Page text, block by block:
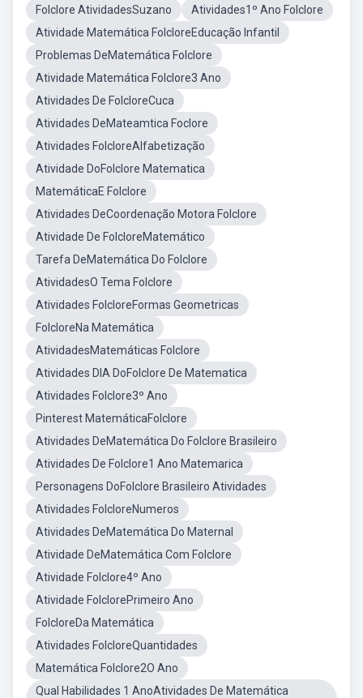
Folclore AtividadesSuzano
Atividades1º Ano Folclore
Atividade Matemática FolcloreEducação Infantil
Problemas DeMatemática Folclore
Atividade Matemática Folclore3 Ano
Atividades De FolcloreCuca
Atividades DeMateamtica Foclore
Atividades FolcloreAlfabetização
Atividade DoFolclore Matematica
MatemáticaE Folclore
Atividades DeCoordenação Motora Folclore
Atividade De FolcloreMatemático
Tarefa DeMatemática Do Folclore
AtividadesO Tema Folclore
Atividades FolcloreFormas Geometricas
FolcloreNa Matemática
AtividadesMatemáticas Folclore
Atividades DIA DoFolclore De Matematica
Atividades Folclore3º Ano
Pinterest MatemáticaFolclore
Atividades DeMatemática Do Folclore Brasileiro
Atividades De Folclore1 Ano Matemarica
Personagens DoFolclore Brasileiro Atividades
Atividades FolcloreNumeros
Atividades DeMatemática Do Maternal
Atividade DeMatemática Com Folclore
Atividade Folclore4º Ano
Atividade FolclorePrimeiro Ano
FolcloreDa Matemática
Atividades FolcloreQuantidades
Matemática Folclore2O Ano
Qual Habilidades 1 AnoAtividades De Matemática